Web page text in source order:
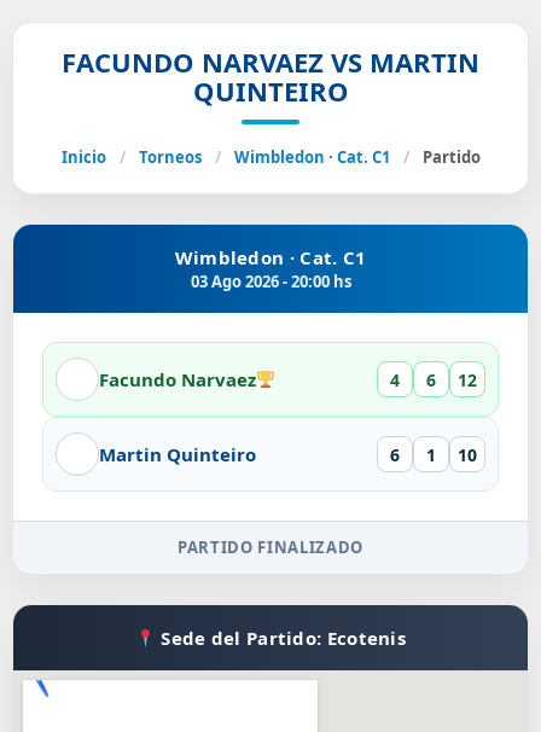
FACUNDO NARVAEZ VS MARTIN
QUINTEIRO
Inicio / Torneos / Wimbledon · Cat. C1 / Partido
Wimbledon · Cat. C1
03 Ago 2026 - 20:00 hs
Facundo Narvaez 4 6 12
Martin Quinteiro 6 1 10
PARTIDO FINALIZADO
Sede del Partido: Ecotenis